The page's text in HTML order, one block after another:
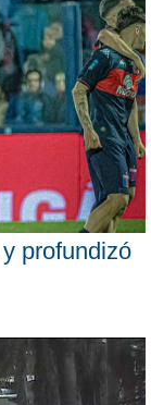
profundizó